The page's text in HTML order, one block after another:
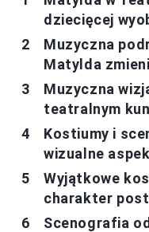
dziecięcej
Muzyczna
Matylda
Muzyczna
teatralnym
Kostiumy i
wizualne
Wyjątkowe
charakter
Scenografia